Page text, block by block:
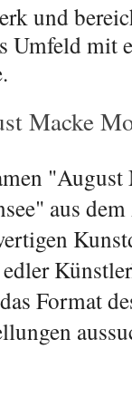
und
Umfeld mit
Macke
"August
aus
Format